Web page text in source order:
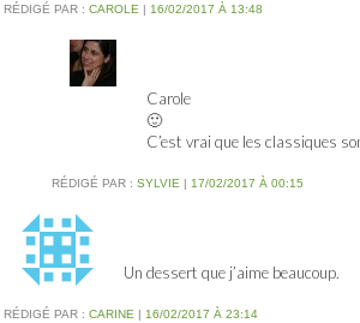
RÉDIGÉ PAR : CAROLE | 16/02/2017 À 13:48
Carole
🙂
C’est vrai que les classiques
RÉDIGÉ PAR : SYLVIE | 17/02/2017 À 00:15
Un dessert que j’aime beaucoup.
RÉDIGÉ PAR : CARINE | 16/02/2017 À 23:14